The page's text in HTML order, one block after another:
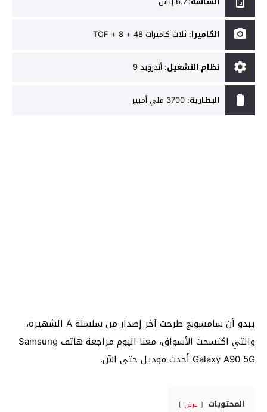
الكاميرا: ثلاث كاميرات 48 + 8 + TOF
نظام التشغيل: أندرويد 9
البطارية: 3700 ملي أمبير
يبدو أن سامسونج طرحت آخر إصدار من سلسلة A الشهيرة،
والتي اكتسحت الأسواق، معنا اليوم مراجعة هاتف Samsung
Galaxy A90 5G أحدث موديل حتى الآن.
المحتويات عرض